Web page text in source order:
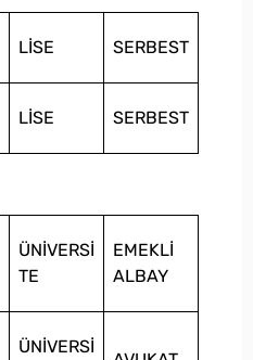
LİSE SERBEST
LİSE SERBEST
ÜNİVERSİ
TE
EMEKLİ
ALBAY
ÜNİVERSİ